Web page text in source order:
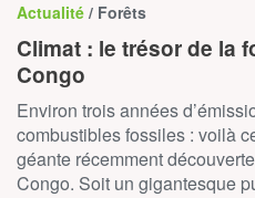
Actualité / Forêts
Climat : le trésor de la
Congo
Environ trois années
combustibles fossiles : voilà
géante récemment
Congo. Soit un gigantesque